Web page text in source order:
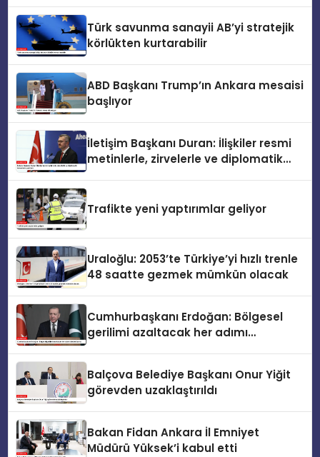
Türk savunma sanayii AB’yi stratejik
körlükten kurtarabilir
ABD Başkanı Trump’ın Ankara mesaisi
başlıyor
İletişim Başkanı Duran: İlişkiler resmi
metinlerle, zirvelerle ve diplomatik
Trafikte yeni yaptırımlar geliyor
Uraloğlu: 2053’te Türkiye’yi hızlı trenle
48 saatte gezmek mümkün olacak
Cumhurbaşkanı Erdoğan: Bölgesel
gerilimi azaltacak her adımı
Balçova Belediye Başkanı Onur Yiğit
görevden uzaklaştırıldı
Bakan Fidan Ankara İl Emniyet
Müdürü Yüksek’i kabul etti